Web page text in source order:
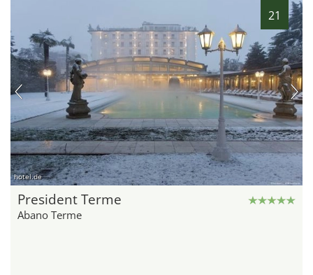
21
hotel.de
President Terme
Abano Terme